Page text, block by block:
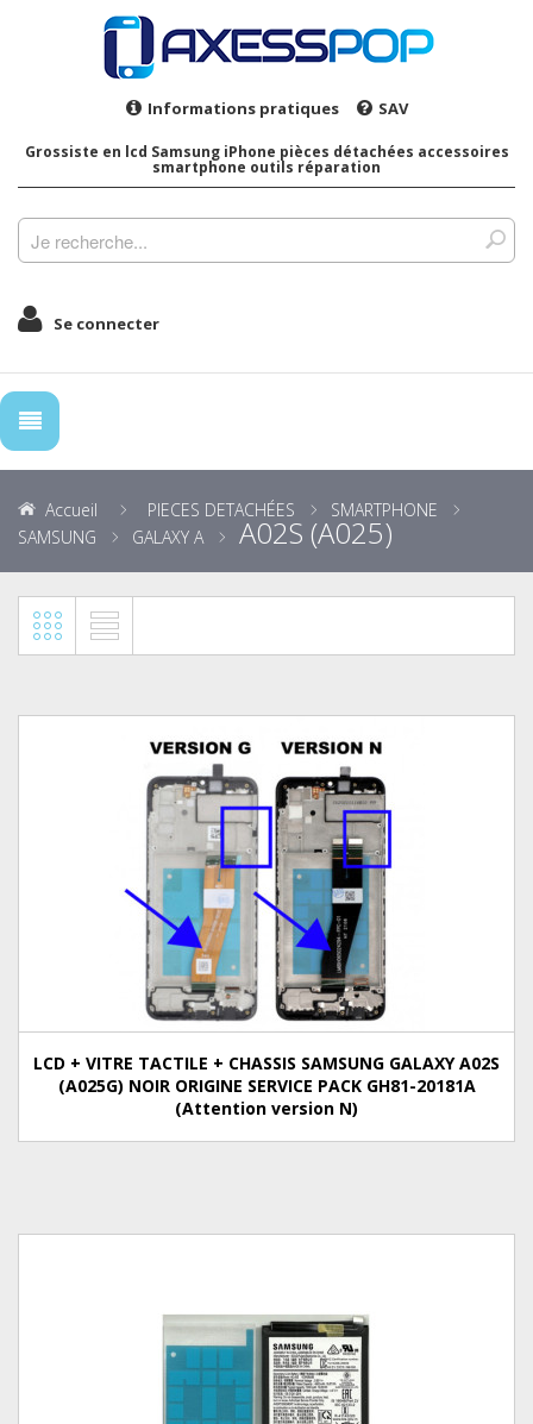
Informations pratiques SAV
Grossiste en lcd Samsung iPhone pièces détachées accessoires
smartphone outils réparation
Se connecter
Accueil PIECES DETACHÉES
SMARTPHONE
SAMSUNG
GALAXY A A02S (A025)
LCD + VITRE TACTILE + CHASSIS SAMSUNG GALAXY A02S
(A025G) NOIR ORIGINE SERVICE PACK GH81-20181A
(Attention version N)